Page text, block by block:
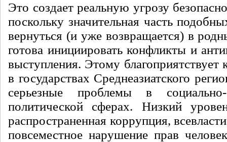
Это создает реальную угрозу
поскольку значительная часть
вернуться (и уже возвращается) в
готова инициировать конфликты и
выступления. Этому благоприятствует
в государствах Среднеазиатского
серьезные проблемы в
политической сферах. Низкий
распространенная коррупция,
повсеместное нарушение прав